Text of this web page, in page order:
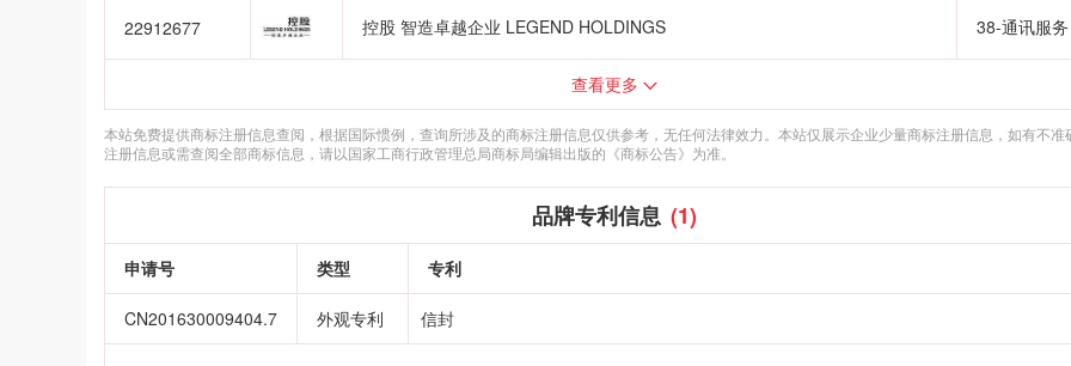
22912677 控股 智造卓越企业 LEGEND HOLDINGS 38-通讯服务
查看更多
本站免费提供商标注册信息查阅，根据国际惯例，查询所涉及的商标注册信息仅供参考，无任何法律效力。本站仅展示企业少量商标注册信息，如有不准
注册信息或需查阅全部商标信息，请以国家工商行政管理总局商标局编辑出版的《商标公告》为准。
品牌专利信息 (1)
申请号 类型 专利
CN201630009404.7 外观专利 信封